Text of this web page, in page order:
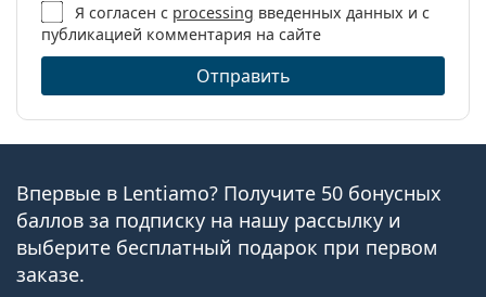
Я согласен с processing введенных данных и с
публикацией комментария на сайте
Отправить
Впервые в Lentiamo? Получите 50 бонусных
баллов за подписку на нашу рассылку и
выберите бесплатный подарок при первом
заказе.